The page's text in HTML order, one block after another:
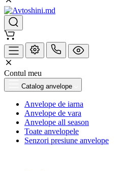
Contul meu
Catalog anvelope
Anvelope de iarna
Anvelope de vara
Anvelope all season
Toate anvelopele
Senzori presiune anvelope